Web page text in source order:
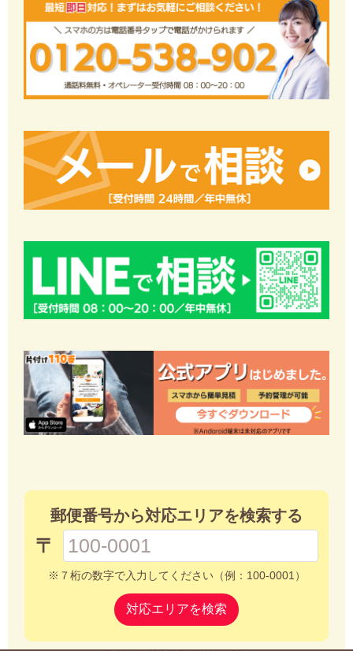
郵便番号から対応エリアを検索する
〒
※７桁の数字で入力してください（例：100-0001）
対応エリアを検索